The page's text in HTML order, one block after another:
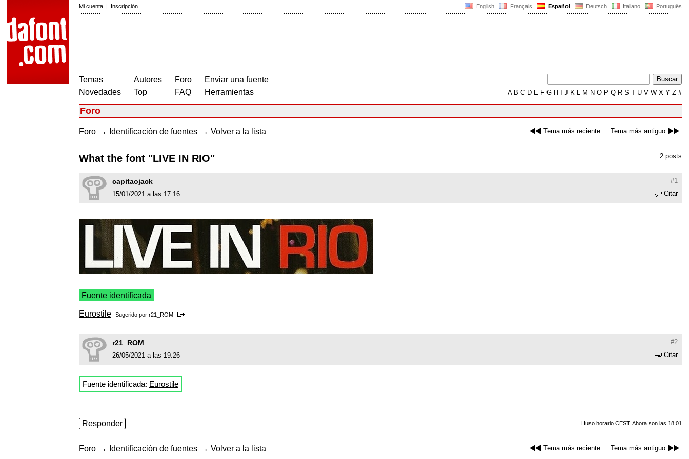
English Français Español Deutsch Italiano Português
Mi cuenta | Inscripción
Temas
Novedades
Autores
Top
Foro
FAQ
Enviar una fuente
Herramientas
AB C D E F G H J K L M N O P Q R S T U V W X Y Z #
Foro
Tema más reciente Tema más antiguo
Foro → Identificación de fuentes → Volver a la lista
2 posts
What the font "LIVE IN RIO"
#1
capitaojack
Citar
15/01/2021 a las 17:16
Fuente identificada
Eurostile Sugerido por r21_ROM
#2
r21_ROM
Citar
26/05/2021 a las 19:26
Fuente identificada: Eurostile
Huso horario CEST. Ahora son las 18:01
Responder
Tema más reciente Tema más antiguo
Foro → Identificación de fuentes → Volver a la lista